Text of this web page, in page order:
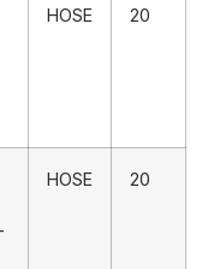
HOSE 20
HOSE 20